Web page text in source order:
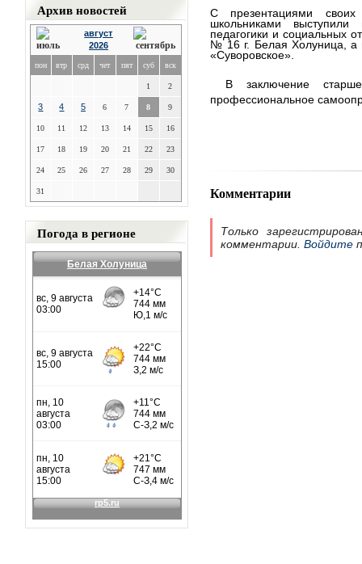
Архив новостей
август
2026
пон втр срд чет пят суб вск
1 2
3 4 5 6 7 8 9
10 11 12 13 14 15 16
17 18 19 20 21 22 23
24 25 26 27 28 29 30
31
Погода в регионе
Белая Холуница
С презентациями
школьниками выступили
педагогики и социальных
№ 16 г. Белая Холуница, а
«Суворовское».
В заключение
профессиональное
Комментарии
Только
комментарии. Войдите